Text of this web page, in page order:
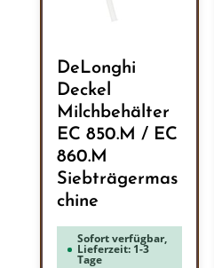
DeLonghi
Deckel
Milchbehälter
EC 850.M / EC
860.M
Siebträgermas
chine
Sofort verfügbar,
Lieferzeit: 1-3
Tage